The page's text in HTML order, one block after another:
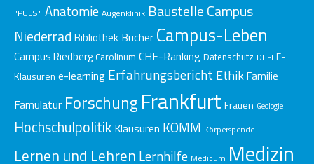
"PULS." Anatomie Augenklinik Baustelle Campus
Niederrad Bibliothek Bücher Campus-Leben
Campus Riedberg Carolinum CHE-Ranking Datenschutz DEFI E-
Klausuren e-learning Erfahrungsbericht EthikFamilie
Famulatur Forschung FrankfurtFrauen Geologie
Hochschulpolitik Klausuren KOMM Körperspende
Lernen und Lehren Lernhilfe Medicum Medizin